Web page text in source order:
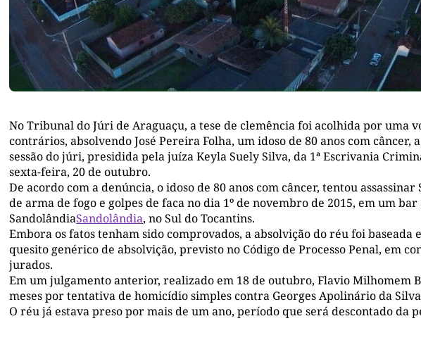
No Tribunal do Júri de Araguaçu, a tese de clemência foi acolhida por uma
contrários, absolvendo José Pereira Folha, um idoso de 80 anos com
sessão do júri, presidida pela juíza Keyla Suely Silva, da 1ª Escrivania
sexta-feira, 20 de outubro.
De acordo com a denúncia, o idoso de 80 anos com câncer, tentou
de arma de fogo e golpes de faca no dia 1º de novembro de 2015, em um
SandolândiaSandolândia, no Sul do Tocantins.
Embora os fatos tenham sido comprovados, a absolvição do réu foi
quesito genérico de absolvição, previsto no Código de Processo Penal, em
jurados.
Em um julgamento anterior, realizado em 18 de outubro, Flavio Milhomem
meses por tentativa de homicídio simples contra Georges Apolinário da
O réu já estava preso por mais de um ano, período que será descontado da